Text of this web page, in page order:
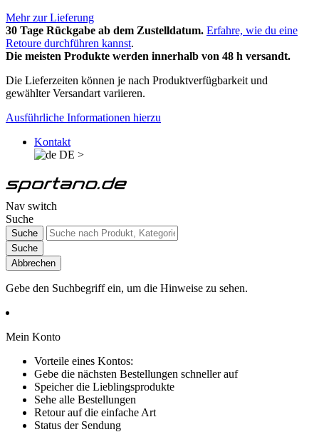
Mehr zur Lieferung
30 Tage Rückgabe ab dem Zustelldatum. Erfahre, wie du eine
Retoure durchführen kannst.
Die meisten Produkte werden innerhalb von 48 h versandt.
Die Lieferzeiten können je nach Produktverfügbarkeit und
gewählter Versandart variieren.
Ausführliche Informationen hierzu
Kontakt
DE >
Nav switch
Suche
Suche
Suche
Abbrechen
Gebe den Suchbegriff ein, um die Hinweise zu sehen.
Mein Konto
Vorteile eines Kontos:
Gebe die nächsten Bestellungen schneller auf
Speicher die Lieblingsprodukte
Sehe alle Bestellungen
Retour auf die einfache Art
Status der Sendung